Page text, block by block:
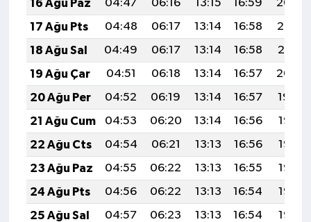
16 Ağu Paz
04:47 06:16 13:15 16:59
20:04
17 Ağu Pts
04:48 06:17 13:14 16:58
20:02
18 Ağu Sal
04:49 06:17 13:14 16:58
20:01
19 Ağu Çar
04:51 06:18 13:14 16:57
20:00
20 Ağu Per
04:52 06:19 13:14 16:57
19:59
21 Ağu Cum
04:53 06:20 13:14 16:56
19:57
22 Ağu Cts
04:54 06:21 13:13 16:56
19:56
23 Ağu Paz
04:55 06:22 13:13 16:55
19:55
24 Ağu Pts
04:56 06:22 13:13 16:54
19:53
25 Ağu Sal
04:57 06:23 13:13 16:54 19:52